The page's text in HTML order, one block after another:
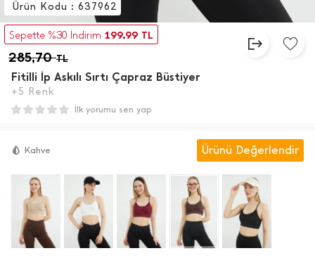
Sepette %30 İndirim 199,99 TL
285,70TL
Fitilli İ̇p Askılı Sırtı Çapraz Büstiyer
+5 Renk
Ürün Kodu : 637962
İlk yorumu sen yap
Kahve Ürünü Değerlendir